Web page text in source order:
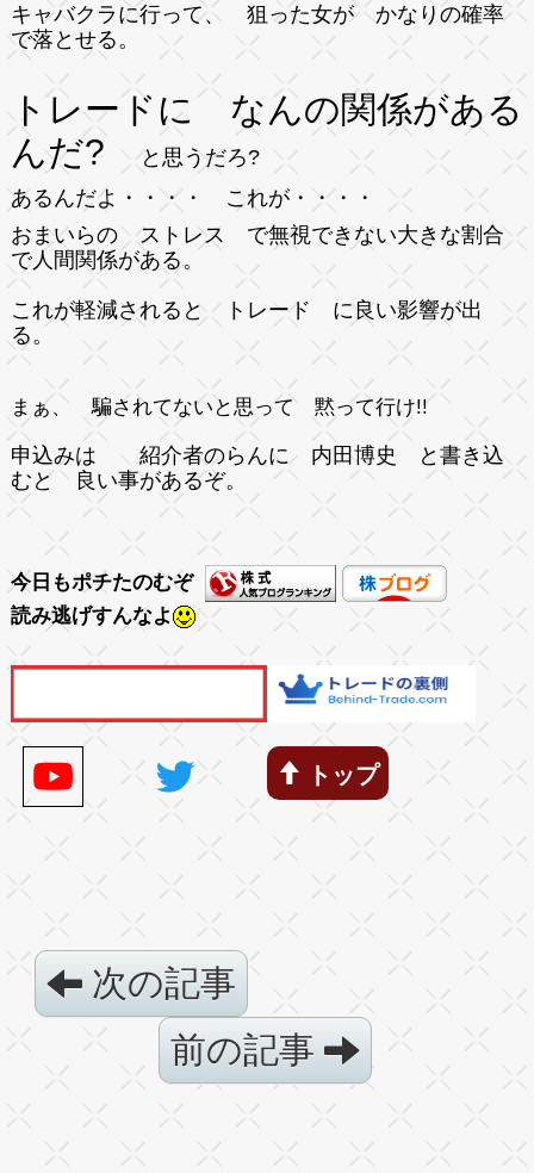
キャバクラに行って、 狙った女が かなりの確率
で落とせる。
トレードに なんの関係がある
んだ?
と思うだろ?
あるんだよ・・・・ これが・・・・
おまいらの ストレス で無視できない大きな割合
で人間関係がある。
これが軽減されると トレード に良い影響が出
る。
まぁ、 騙されてないと思って 黙って行け!!
申込みは 紹介者のらんに 内田博史 と書き込
むと 良い事があるぞ。
今日もポチたのむぞ
読み逃げすんなよ
トップ
次の記事
前の記事